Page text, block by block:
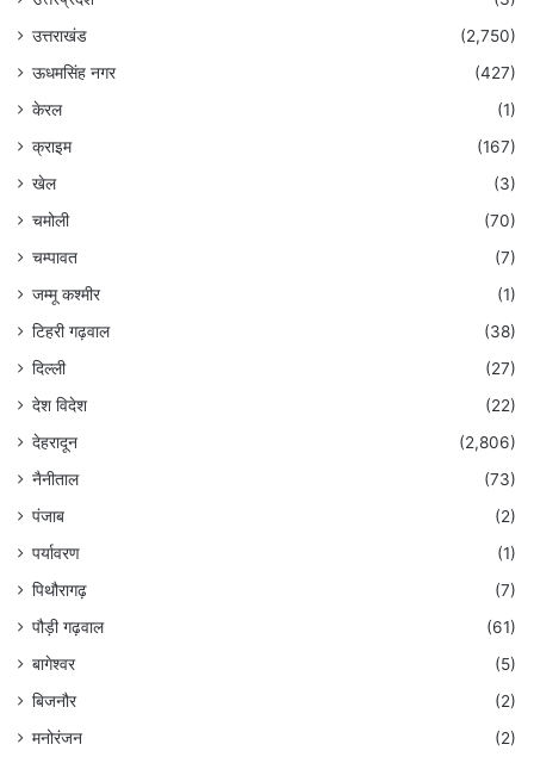
उत्तराखंड
(2,750)
ऊधमसिंह नगर
(427)
केरल
(1)
क्राइम
(167)
खेल
(3)
चमोली
(70)
चम्पावत
(7)
जम्मू कश्मीर
(1)
टिहरी गढ़वाल
(38)
दिल्ली
(27)
देश विदेश
(22)
देहरादून
(2,806)
नैनीताल
(73)
पंजाब
(2)
पर्यावरण
(1)
पिथौरागढ़
(7)
पौड़ी गढ़वाल
(61)
बागेश्वर
(5)
बिजनौर
(2)
मनोरंजन
(2)